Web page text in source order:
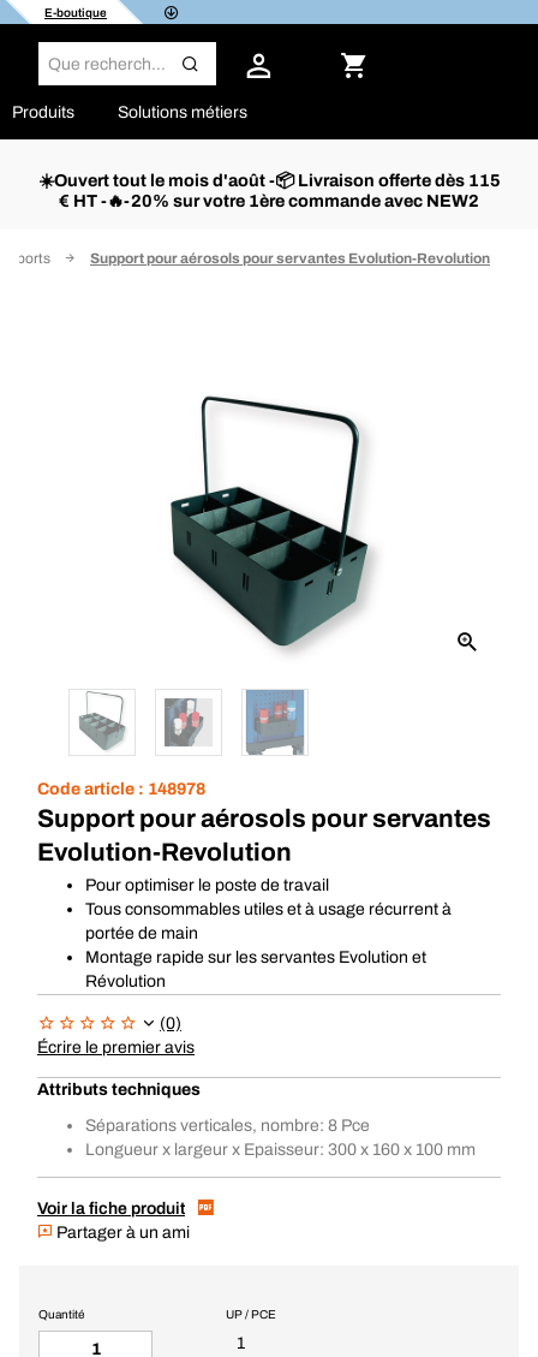
E-boutique
Produits Solutions métiers
☀️Ouvert tout le mois d'août -📦 Livraison offerte dès 115
€ HT -🔥-20% sur votre 1ère commande avec NEW2
Support pour aérosols pour servantes Evolution-Revolution
Code article : 148978
Support pour aérosols pour servantes
Evolution-Revolution
Pour optimiser le poste de travail
Tous consommables utiles et à usage récurrent à
portée de main
Montage rapide sur les servantes Evolution et
Révolution
(0)
Écrire le premier avis
Attributs techniques
Séparations verticales, nombre: 8 Pce
Longueur x largeur x Epaisseur: 300 x 160 x 100 mm
Voir la fiche produit
Partager à un ami
UP / PCE
1
Quantité